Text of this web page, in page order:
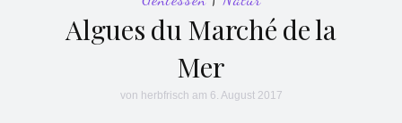
Algues du Marché de la
Mer
von herbfrisch am 6. August 2017